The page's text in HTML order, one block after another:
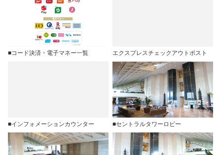
■コード決済・電子マネー一覧 エクスプレスチェックアウトポスト
■インフォメーションカウンター ■セントラルタワーロビー